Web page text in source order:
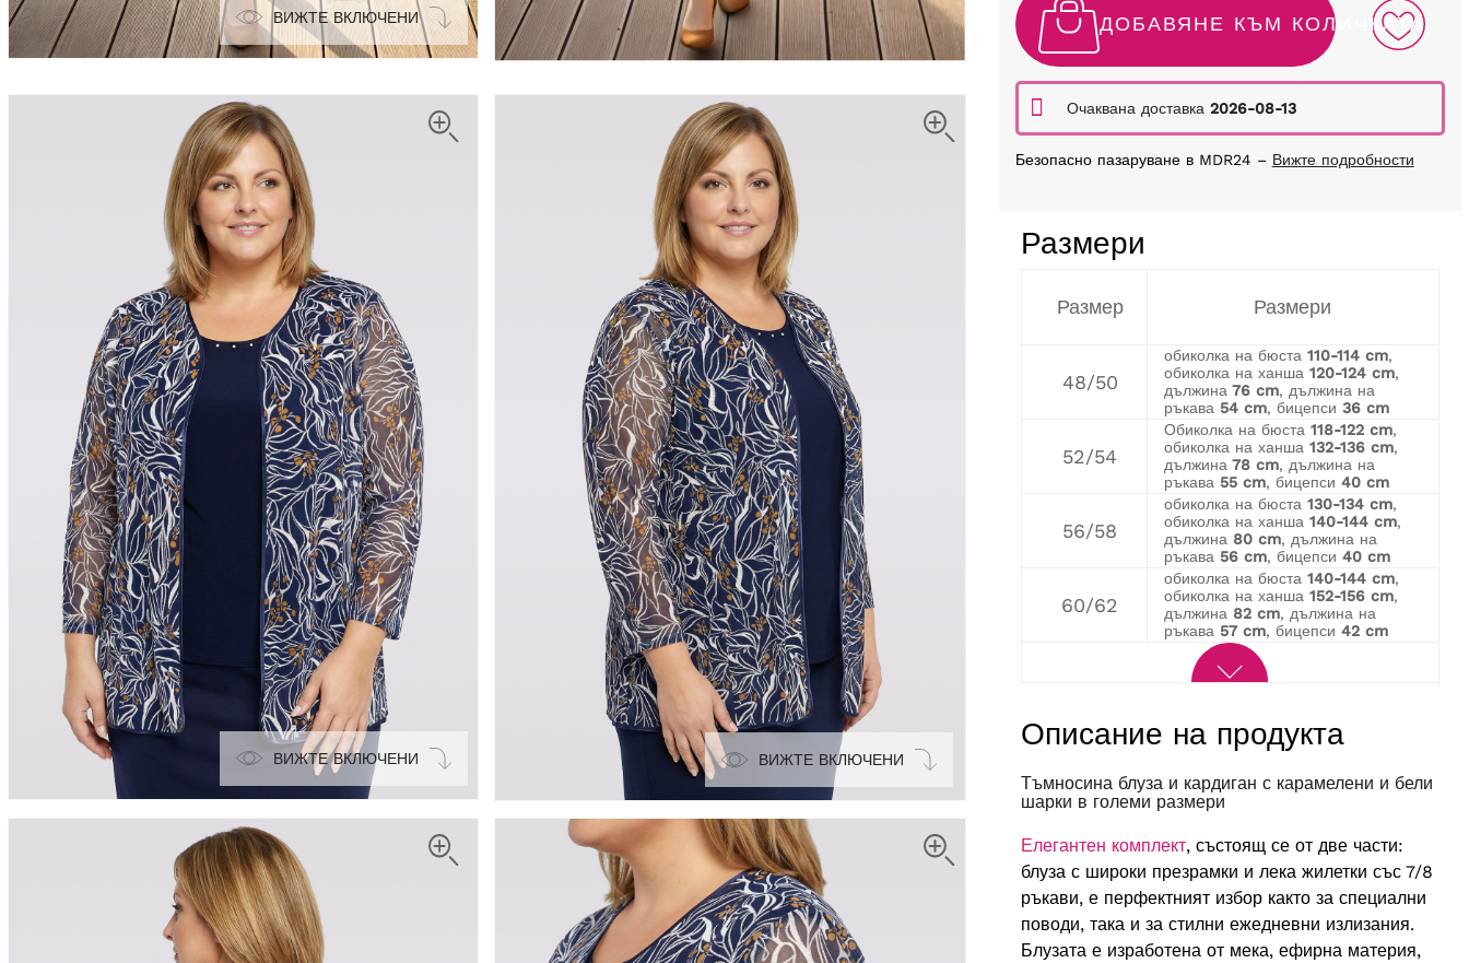
ВИЖТЕ ВКЛЮЧЕНИ
ВИЖТЕ ВКЛЮЧЕНИ ВИЖТЕ ВКЛЮЧЕНИ
ДОБАВЯНЕ КЪМ КОЛИЧКАТА
Очаквана доставка 2026-08-13
Безопасно пазаруване в MDR24 – Вижте подробности
Размери
Размер Размери
48/50
обиколка на бюста 110-114 cm,
обиколка на ханша 120-124 cm,
дължина 76 cm, дължина на
ръкава 54 cm, бицепси 36 cm
52/54
Обиколка на бюста 118-122 cm,
обиколка на ханша 132-136 cm,
дължина 78 cm, дължина на
ръкава 55 cm, бицепси 40 cm
56/58
обиколка на бюста 130-134 cm,
обиколка на ханша 140-144 cm,
дължина 80 cm, дължина на
ръкава 56 cm, бицепси 40 cm
60/62
обиколка на бюста 140-144 cm,
обиколка на ханша 152-156 cm,
дължина 82 cm, дължина на
ръкава 57 cm, бицепси 42 cm
Описание на продукта
Тъмносина блуза и кардиган с карамелени и бели
шарки в големи размери
Елегантен комплект, състоящ се от две части:
блуза с широки презрамки и лека жилетки със 7/8
ръкави, е перфектният избор както за специални
поводи, така и за стилни ежедневни излизания.
Блузата е изработена от мека, ефирна материя,